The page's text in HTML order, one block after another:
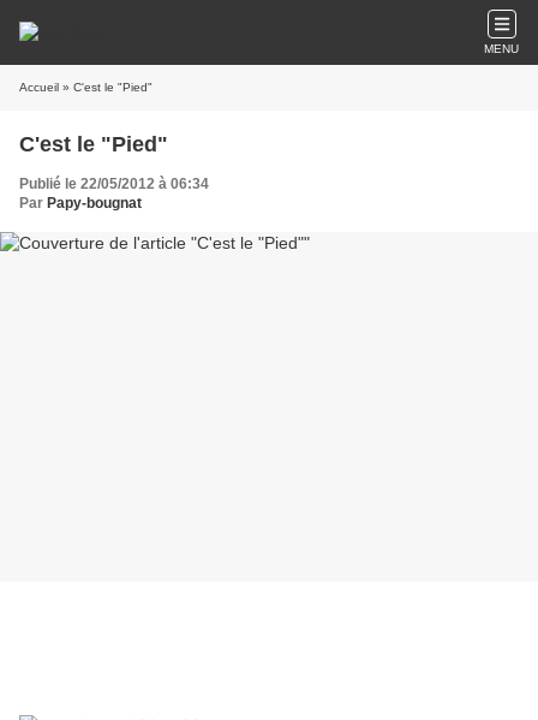
MENU
Accueil » C'est le "Pied"
C'est le "Pied"
Publié le 22/05/2012 à 06:34
Par Papy-bougnat